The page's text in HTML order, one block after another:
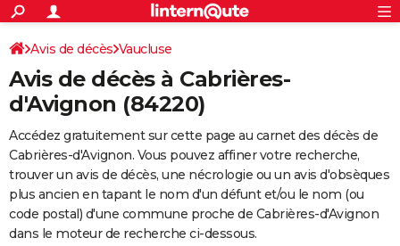
ACTUALITÉS
Politique
Société
Faits Divers
Education
Monde
Villes
+
SPORT
Coupe du monde 2026
Football
Tennis
Cyclisme
Rugby
Forum
CULTURE
FINANCE
Retraite
Impôts
Epargne
Immobilier
Risques naturels par ville
Banque
Assurance
Crédit
Essais
Réserver un essai
Citadines
Berlines
SUV
Forum auto
+
HIGH-TECH
Mobiles
Meilleur smartphone
Internet
Ordinateurs
Jeux vidéo
Guide high-tech
+
BRICOLAGE
Avis de décès Vaucluse
Avis de décès à Cabrières-
d'Avignon (84220)
Accédez gratuitement sur cette page au carnet des décès de
Cabrières-d'Avignon. Vous pouvez affiner votre recherche,
trouver un avis de décès, une nécrologie ou un avis d'obsèques
plus ancien en tapant le nom d'un défunt et/ou le nom (ou
code postal) d'une commune proche de Cabrières-d'Avignon
dans le moteur de recherche ci-dessous.